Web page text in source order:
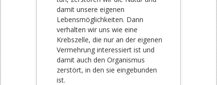
damit unsere eigenen
Lebensmöglichkeiten. Dann
verhalten wir uns wie eine
Krebszelle, die nur an der eigenen
Vermehrung interessiert ist und
damit auch den Organismus
zerstört, in den sie eingebunden
ist.